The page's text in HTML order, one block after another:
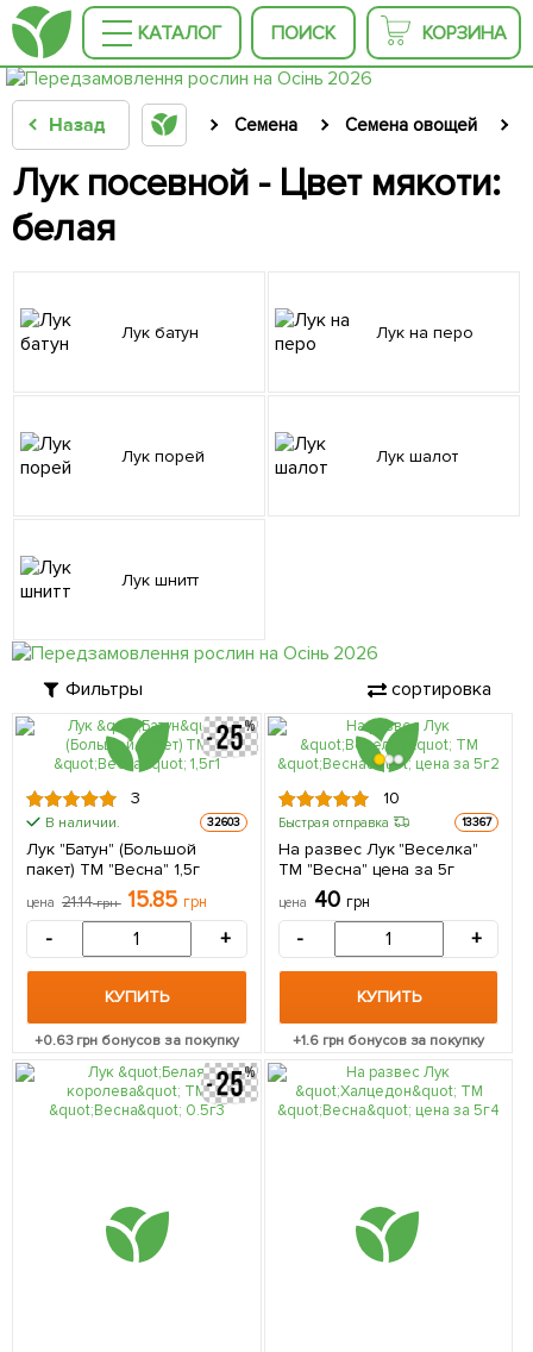
КАТАЛОГ ПОИСК КОРЗИНА
Назад Семена Семена овощей
Лук посевной - Цвет мякоти:
белая
Лук батун Лук на перо
Лук порей Лук шалот
Лук шнитт
Фильтры сортировка
3
В наличии. 32603
Лук "Батун" (Большой
пакет) ТМ "Весна" 1,5г
цена 21.14грн 15.85 грн
- +
КУПИТЬ
+0.63грн бонусов за покупку
10
Быстрая отправка 13367
На развес Лук "Веселка"
ТМ "Весна" цена за 5г
цена 40 грн
- +
КУПИТЬ
+1.6грн бонусов за покупку